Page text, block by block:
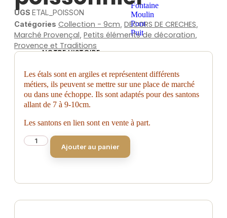
Fontaine
Moulin
Pont
Puit
NOTRE HISTOIRE
CONTACT
MON COMPTE
PANIER
UGS ETAL_POISSON
Catégories Collection - 9cm DECORS DE CRECHES
Marché Provençal Petits éléments de décoration
Provence et Traditions
Les étals sont en argiles et représentent différents
métiers, ils peuvent se mettre sur une place de marché
ou dans une échoppe. Ils sont adaptés pour des santons
allant de 7 à 9-10cm.
Les santons en lien sont en vente à part.
Ajouter au panier